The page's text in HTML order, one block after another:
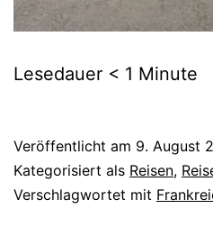
Lesedauer < 1 Minute
Veröffentlicht am 9. August
Kategorisiert als Reisen,
Verschlagwortet mit